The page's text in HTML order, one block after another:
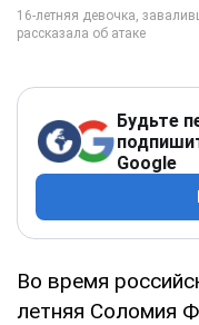
Будьте
Google
Во время
летняя Соломия